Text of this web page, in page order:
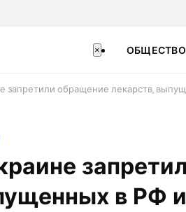
× ОБЩЕСТВО
запретили обращение лекарств,
в РФ